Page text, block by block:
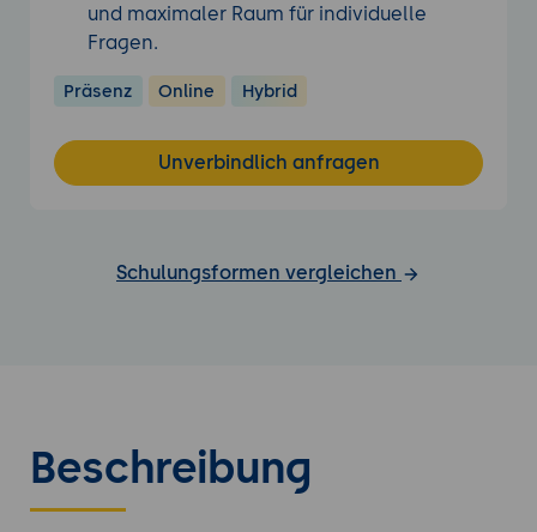
und maximaler Raum für individuelle
Fragen.
Präsenz Online Hybrid
Unverbindlich anfragen
Schulungsformen vergleichen
Beschreibung